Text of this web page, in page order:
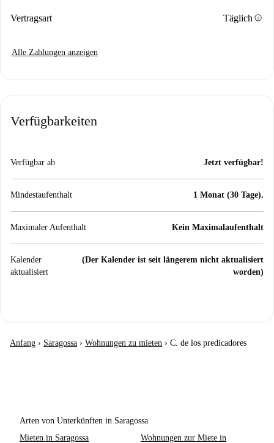
Vertragsart Täglich info
Alle Zahlungen anzeigen
Verfügbarkeiten
Verfügbar ab Jetzt verfügbar!
Mindestaufenthalt 1 Monat (30 Tage).
Maximaler Aufenthalt Kein Maximalaufenthalt
Kalender
aktualisiert
(Der Kalender ist seit längerem nicht aktualisiert
worden)
Anfang › Saragossa › Wohnungen zu mieten › C. de los predicadores
Arten von Unterkünften in Saragossa
Mieten in Saragossa
Wohnungen zur Miete in